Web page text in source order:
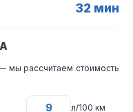
32 мин
мы рассчитаем стоимость
л/100 км